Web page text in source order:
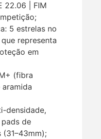
22.06 | FIM
5 estrelas no
representa
em
(fibra
densidade,
de
(31–43mm);